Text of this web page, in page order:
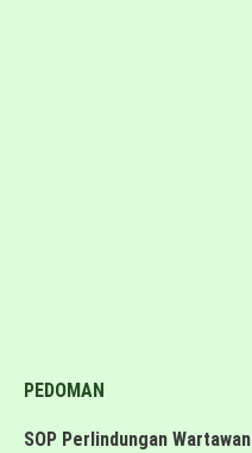
PEDOMAN
SOP Perlindungan Wartawan